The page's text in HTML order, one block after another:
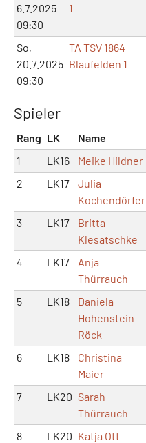
6.7.2025
09:30
1
So,
20.7.2025
09:30
TA TSV 1864
Blaufelden 1
Spieler
Rang LK Name
1
LK16 Meike Hildner
2
LK17
Julia
Kochendörfer
3 LK17
Britta
Klesatschke
4 LK17
Anja
Thürrauch
5 LK18
Daniela
Hohenstein-
Röck
6 LK18
Christina
Maier
7 LK20 Sarah
Thürrauch
8 LK20 Katja Ott